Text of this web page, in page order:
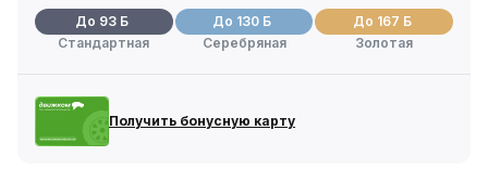
До 93 Б
Стандартная
До 130 Б
Серебряная
До 167 Б
Золотая
Получить бонусную карту